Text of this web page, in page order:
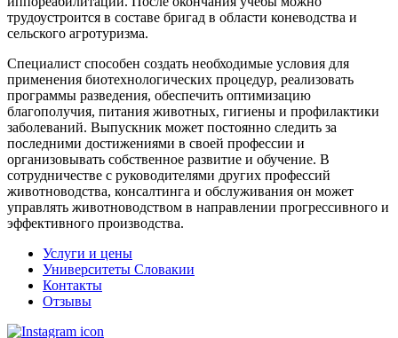
трудоустроится в составе бригад в области коневодства и
сельского агротуризма.
Специалист способен создать необходимые условия для
применения биотехнологических процедур, реализовать
программы разведения, обеспечить оптимизацию
благополучия, питания животных, гигиены и профилактики
заболеваний. Выпускник может постоянно следить за
последними достижениями в своей профессии и
организовывать собственное развитие и обучение. В
сотрудничестве с руководителями других профессий
животноводства, консалтинга и обслуживания он может
управлять животноводством в направлении прогрессивного и
эффективного производства.
Услуги и цены
Университеты Словакии
Контакты
Отзывы